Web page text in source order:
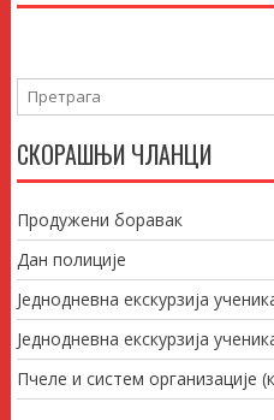
СКОРАШЊИ ЧЛАНЦИ
Продужени боравак
Дан полиције
Једнодневна екскурзија
Једнодневна екскурзија
Пчеле и систем организације